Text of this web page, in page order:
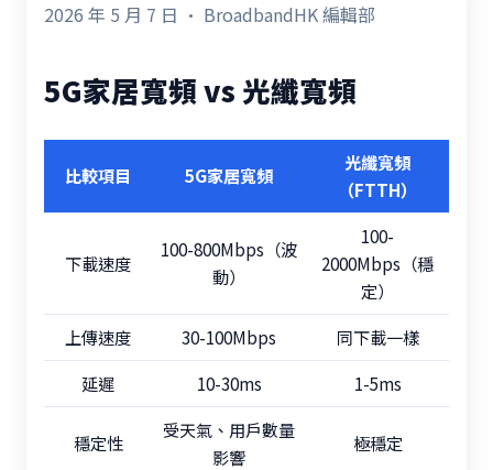
2026 年 5 月 7 日 · BroadbandHK 編輯部
5G家居寬頻 vs 光纖寬頻
比較項目 5G家居寬頻
光纖寬頻
（FTTH）
下載速度
100-800Mbps（波
動）
100-
2000Mbps（穩
定）
上傳速度
30-100Mbps
同下載一樣
延遲
10-30ms 1-5ms
穩定性
受天氣、用戶數量
影響
極穩定